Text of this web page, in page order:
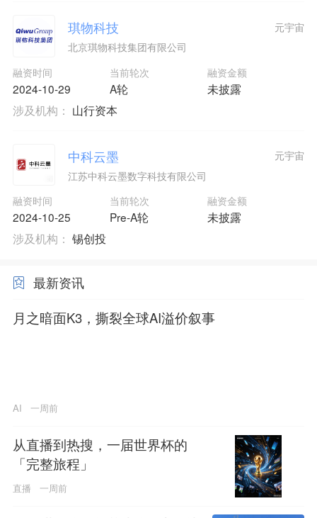
琪物科技
北京琪物科技集团有限公司
融资时间
2024-10-29
当前轮次
A轮
融资金额
未披露
元宇宙
涉及机构： 山行资本
中科云墨
江苏中科云墨数字科技有限公司
融资时间
2024-10-25
当前轮次
Pre-A轮
融资金额
未披露
元宇宙
涉及机构： 锡创投
最新资讯
月之暗面K3，撕裂全球AI溢价叙事
AI 一周前
从直播到热搜，一届世界杯的
「完整旅程」
直播 一周前